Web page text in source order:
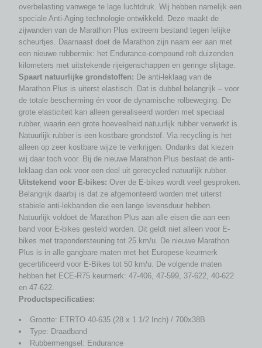
overbelasting vanwege te lage luchtdruk. Wij hebben namelijk een
speciale Anti-Aging technologie ontwikkeld. Deze maakt de
zijwanden van de Marathon Plus extreem bestand tegen lelijke
scheurtjes. Daarnaast doet de Marathon zijn naam eer aan met
een nieuwe rubbermix: het Endurance-compound rolt duizenden
kilometers met uitstekende rijeigenschappen en geringe slijtage.
Spaart natuurlijke grondstoffen: De anti-leklaag van de
Marathon Plus is uiterst elastisch. Dat is dubbel belangrijk – voor
de totale bescherming én voor de dynamische rolbeweging. De
grote elasticiteit kan alleen gerealiseerd worden met speciaal
rubber, waarin een grote hoeveelheid natuurlijk rubber verwerkt is.
Natuurlijk rubber is een kostbare grondstof. Via recycling is het
alleen op zeer kostbare wijze te verkrijgen. Ondanks dat kiezen
wij daar toch voor. Bij de nieuwe Marathon Plus bestaat de anti-
leklaag dan ook voor een deel uit gerecycled natuurlijk rubber.
Uitstekend voor E-bikes: Over de E-bikes wordt veel gesproken.
Belangrijk daarbij is dat ze afgemonteerd worden met uiterst
stabiele anti-lekbanden die een lange levensduur hebben.
Natuurlijk voldoet de Marathon Plus aan alle eisen die aan een
band voor E-bikes gesteld worden. Dit geldt niet alleen voor E-
bikes met trapondersteuning tot 25 km/u. De nieuwe Marathon
Plus is in alle gangbare maten met het Europese keurmerk
gecertificeerd voor E-Bikes tot 50 km/u. De volgende maten
hebben het ECE-R75 keurmerk: 47-406, 47-599, 37-622, 40-622
en 47-622.
Productspecificaties:
Grootte: ETRTO 40-635 (28 x 1 1/2 Inch) / 700x38B
Type: Draadband
Rubbermengsel: Endurance